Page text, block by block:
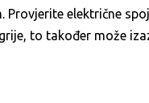
Provjerite električne
to također može